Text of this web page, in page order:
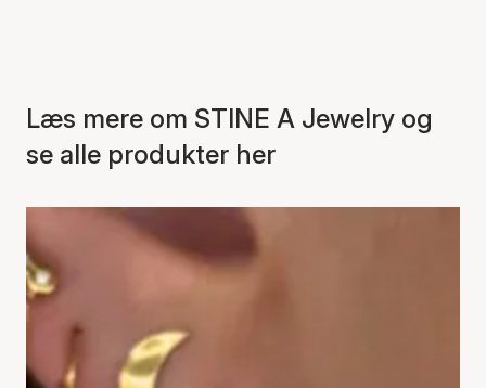
Læs mere om STINE A Jewelry og
se alle produkter her